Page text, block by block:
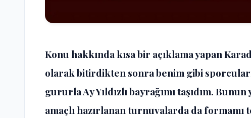
Konu hakkında kısa bir açıklama yapan
olarak bitirdikten sonra benim gibi
gururla Ay Yıldızlı bayrağımı taşıdım.
amaçlı hazırlanan turnuvalarda da formamı